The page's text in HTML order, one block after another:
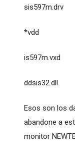
sis597m.drv
*vdd
is597m.vxd
ddsis32.dll
Esos son los
abandone a
monitor